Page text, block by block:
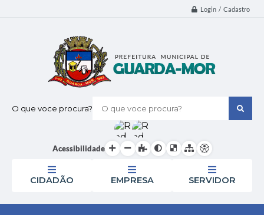
Login / Cadastro
O que voce procura?
Acessibilidade
CIDADÃO EMPRESA SERVIDOR